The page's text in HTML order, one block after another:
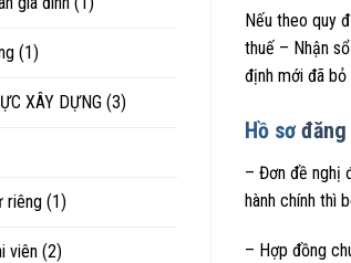
(1)
XÂY DỰNG (3)
riêng (1)
viên (2)
Nếu theo quy
thuế – Nhận
định mới đã
Hồ sơ
– Đơn đề nghị
hành chính thì
– Hợp đồng